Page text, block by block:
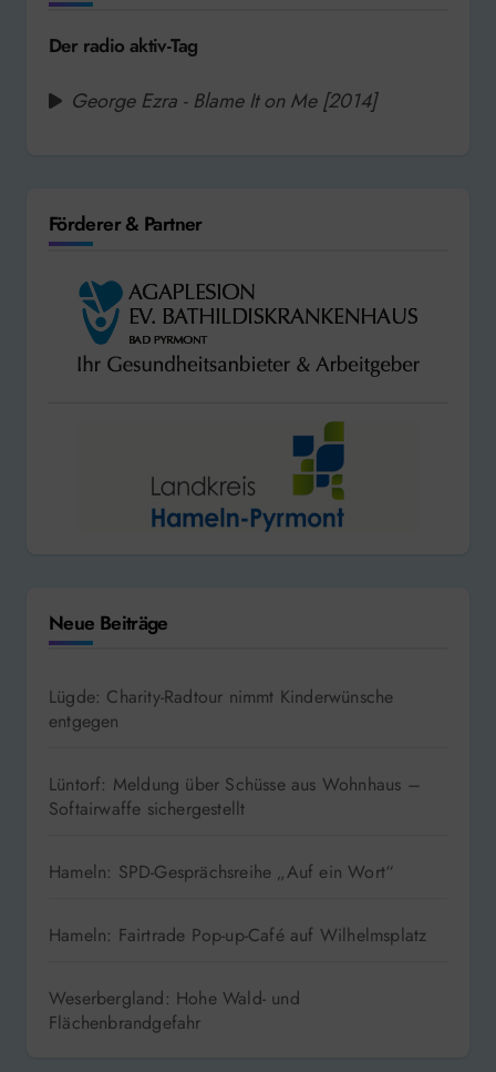
Der radio aktiv-Tag
George Ezra - Blame It on Me [2014]
Förderer & Partner
Neue Beiträge
Lügde: Charity-Radtour nimmt Kinderwünsche
entgegen
Lüntorf: Meldung über Schüsse aus Wohnhaus –
Softairwaffe sichergestellt
Hameln: SPD-Gesprächsreihe „Auf ein Wort“
Hameln: Fairtrade Pop-up-Café auf Wilhelmsplatz
Weserbergland: Hohe Wald- und
Flächenbrandgefahr